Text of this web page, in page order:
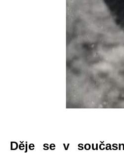
Děje se v